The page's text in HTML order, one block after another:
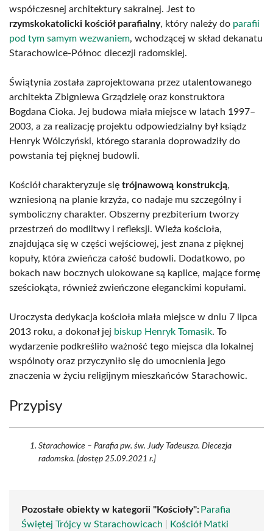
współczesnej architektury sakralnej. Jest to
rzymskokatolicki kościół parafialny, który należy do parafii
pod tym samym wezwaniem, wchodzącej w skład dekanatu
Starachowice-Północ diecezji radomskiej.
Świątynia została zaprojektowana przez utalentowanego
architekta Zbigniewa Grządzielę oraz konstruktora
Bogdana Cioka. Jej budowa miała miejsce w latach 1997–
2003, a za realizację projektu odpowiedzialny był ksiądz
Henryk Wólczyński, którego starania doprowadziły do
powstania tej pięknej budowli.
Kościół charakteryzuje się trójnawową konstrukcją,
wzniesioną na planie krzyża, co nadaje mu szczególny i
symboliczny charakter. Obszerny prezbiterium tworzy
przestrzeń do modlitwy i refleksji. Wieża kościoła,
znajdująca się w części wejściowej, jest znana z pięknej
kopuły, która zwieńcza całość budowli. Dodatkowo, po
bokach naw bocznych ulokowane są kaplice, mające formę
sześciokąta, również zwieńczone eleganckimi kopułami.
Uroczysta dedykacja kościoła miała miejsce w dniu 7 lipca
2013 roku, a dokonał jej biskup Henryk Tomasik. To
wydarzenie podkreśliło ważność tego miejsca dla lokalnej
wspólnoty oraz przyczyniło się do umocnienia jego
znaczenia w życiu religijnym mieszkańców Starachowic.
Przypisy
Starachowice – Parafia pw. św. Judy Tadeusza. Diecezja
radomska. [dostęp 25.09.2021 r.]
Pozostałe obiekty w kategorii "Kościoły": Parafia
Świętej Trójcy w Starachowicach
Kościół Matki